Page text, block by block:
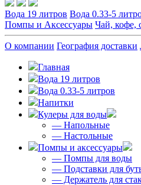
Вода 19 литров Вода 0.33-5
Помпы и Аксессуары Чай, кофе,
О компании География доставки
Главная
Вода 19 литров
Вода 0.33-5 литров
Напитки
Кулеры для воды
— Напольные
— Настольные
Помпы и аксессуары
— Помпы для воды
— Подставки для
— Держатель для